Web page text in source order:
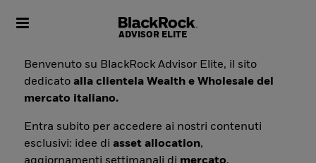
Toggle navigation
Benvenuto su BlackRock Advisor Elite, il sito
dedicatoalla clientela Wealth e Wholesale del
mercato italiano.
Entra subito per accedere ai nostri contenuti
esclusivi: idee diasset allocation,